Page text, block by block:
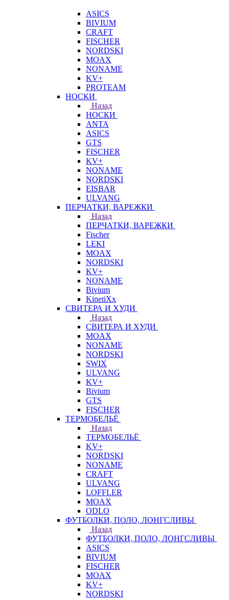
ASICS
BIVIUM
CRAFT
FISCHER
NORDSKI
MOAX
NONAME
KV+
PROTEAM
НОСКИ
Назад
НОСКИ
ANTA
ASICS
GTS
FISCHER
KV+
NONAME
NORDSKI
EISBAR
ULVANG
ПЕРЧАТКИ, ВАРЕЖКИ
Назад
ПЕРЧАТКИ, ВАРЕЖКИ
Fischer
LEKI
MOAX
NORDSKI
KV+
NONAME
Bivium
KinetiXx
СВИТЕРА И ХУДИ
Назад
СВИТЕРА И ХУДИ
MOAX
NONAME
NORDSKI
SWIX
ULVANG
KV+
Bivium
GTS
FISCHER
ТЕРМОБЕЛЬЁ
Назад
ТЕРМОБЕЛЬЁ
KV+
NORDSKI
NONAME
CRAFT
ULVANG
LOFFLER
MOAX
ODLO
ФУТБОЛКИ, ПОЛО, ЛОНГСЛИВЫ
Назад
ФУТБОЛКИ, ПОЛО, ЛОНГСЛИВЫ
ASICS
BIVIUM
FISCHER
MOAX
KV+
NORDSKI